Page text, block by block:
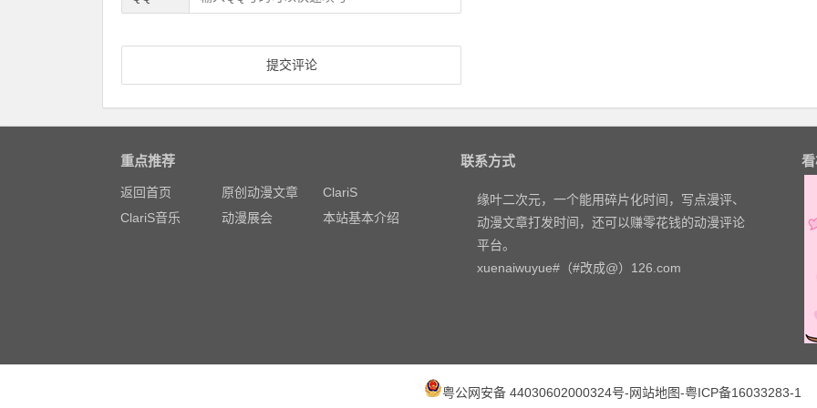
重点推荐
返回首页 原创动漫文章
ClariS
ClariS音乐
动漫展会 本站基本介绍
联系方式
缘叶二次元，一个能用碎片化时间，写点漫评、
动漫文章打发时间，还可以赚零花钱的动漫评论
平台。
xuenaiwuyue#（#改成@）126.com
粤公网安备 44030602000324号-网站地图-粤ICP备16033283-1